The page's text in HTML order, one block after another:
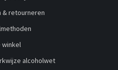
& retourneren
winkel
alcoholwet